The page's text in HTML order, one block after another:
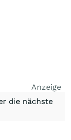
Anzeige
die nächste